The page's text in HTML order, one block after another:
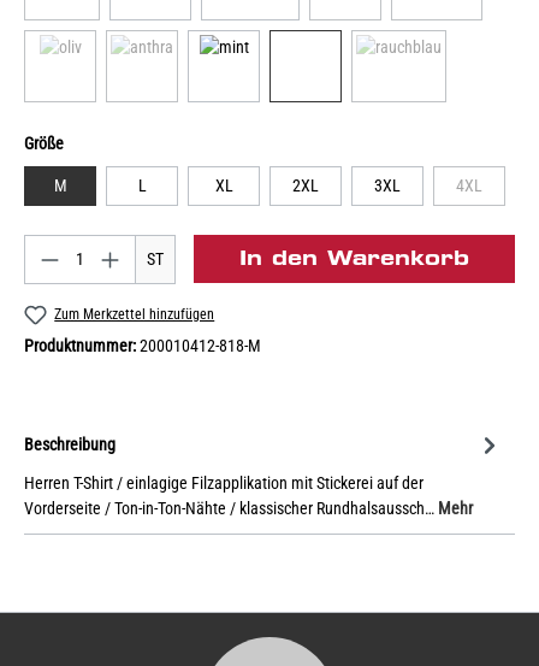
Größe
M L XL 2XL 3XL 4XL
ST In den Warenkorb
Zum Merkzettel hinzufügen
Produktnummer:200010412-818-M
Beschreibung
Herren T-Shirt / einlagige Filzapplikation mit Stickerei auf der
Vorderseite / Ton-in-Ton-Nähte / klassischer Rundhalsaussch… Mehr